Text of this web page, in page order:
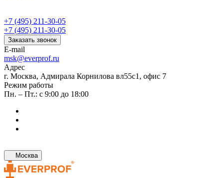
+7 (495) 211-30-05
+7 (495) 211-30-05
Заказать звонок
E-mail
msk@everprof.ru
Адрес
г. Москва, Адмирала Корнилова вл55с1, офис 7
Режим работы
Пн. – Пт.: с 9:00 до 18:00
Москва